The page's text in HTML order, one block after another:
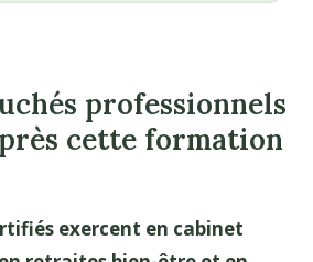
professionnels
cette formation
exercent en cabinet